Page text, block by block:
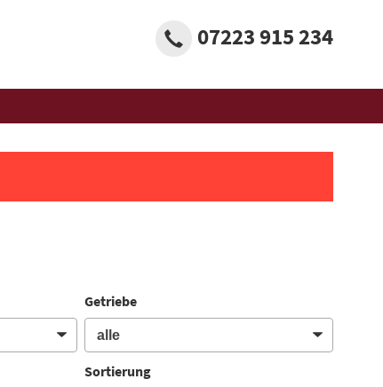
07223 915 234
Getriebe
Sortierung